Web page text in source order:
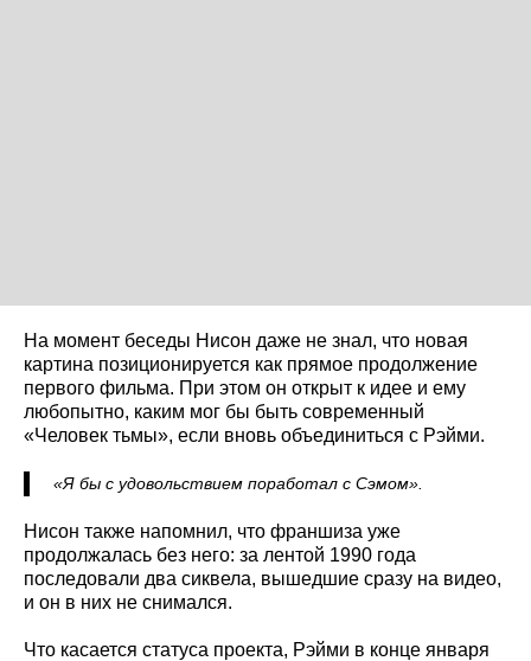
На момент беседы Нисон даже не знал, что новая
картина позиционируется как прямое продолжение
первого фильма. При этом он открыт к идее и ему
любопытно, каким мог бы быть современный
«Человек тьмы», если вновь объединиться с Рэйми.
«Я бы с удовольствием поработал с Сэмом».
Нисон также напомнил, что франшиза уже
продолжалась без него: за лентой 1990 года
последовали два сиквела, вышедшие сразу на видео,
и он в них не снимался.
Что касается статуса проекта, Рэйми в конце января